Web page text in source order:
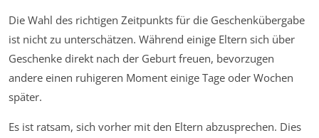
Die Wahl des richtigen Zeitpunkts für die Geschenkübergabe
ist nicht zu unterschätzen. Während einige Eltern sich über
Geschenke direkt nach der Geburt freuen, bevorzugen
andere einen ruhigeren Moment einige Tage oder Wochen
später.
Es ist ratsam, sich vorher mit den Eltern abzusprechen. Dies